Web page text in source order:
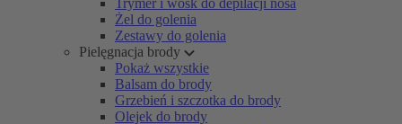
Trymer i wosk do depilacji nosa
Żel do golenia
Zestawy do golenia
Pielęgnacja brody
Pokaż wszystkie
Balsam do brody
Grzebień i szczotka do brody
Olejek do brody